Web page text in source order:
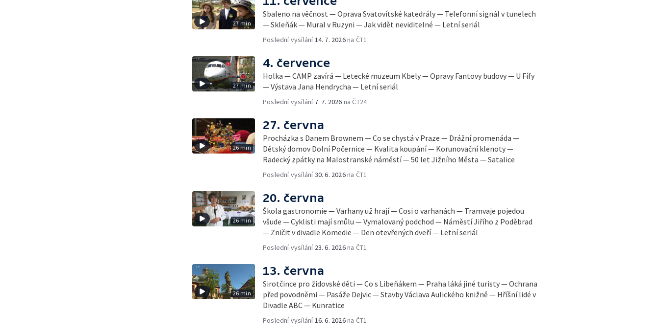
27 min
Sbaleno na věčnost — Oprava Svatovítské katedrály — Telefonní signál v tunelech
— Skleňák — Mural v Ruzyni — Jak vidět neviditelné — Letní seriál
Poslední vysílání14. 7. 2026na ČT1
27 min
4. července
Holka — CAMP zavírá — Letecké muzeum Kbely — Opravy Fantovy budovy — U Fífy
— Výstava Jana Hendrycha — Letní seriál
Poslední vysílání 7. 7. 2026 na ČT24
26 min
27. června
Procházka s Danem Brownem — Co se chystá v Praze — Drážní promenáda —
Dětský domov Dolní Počernice — Kvalita koupání — Korunovační klenoty —
Radecký zpátky na Malostranské náměstí — 50 let Jižního Města — Satalice
Poslední vysílání30. 6. 2026na ČT1
26 min
20. června
Škola gastronomie — Varhany už hrají — Cosi o varhanách — Tramvaje pojedou
všude — Cyklisti mají smůlu — Vymalovaný podchod — Náměstí Jiřího z Poděbrad
— Zničit v divadle Komedie — Den otevřených dveří — Letní seriál
Poslední vysílání 23. 6. 2026na ČT1
26 min
13. června
Sirotčince pro židovské děti — Co s Libeňákem — Praha láká jiné turisty — Ochrana
před povodněmi — Pasáže Dejvic — Stavby Václava Aulického knižně — Hříšní lidé v
Divadle ABC — Kunratice
Poslední vysílání16. 6. 2026na ČT1